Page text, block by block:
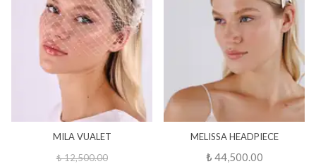
MILA VUALET
₺ 12,500.00
MELISSA HEADPIECE
₺ 44,500.00